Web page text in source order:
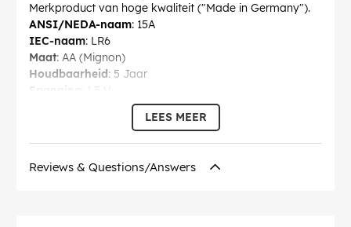
Merkproduct van hoge kwaliteit ("Made in Germany").
ANSI/NEDA-naam: 15A
IEC-naam: LR6
Maat: AA (Mignon)
Houdbaarheid: 5 Jaar
Spanning
: 1.5 V
Fabrikantbenaming: Varta
Gewicht: 23.3 g
LEES MEER
Reviews & Questions/Answers